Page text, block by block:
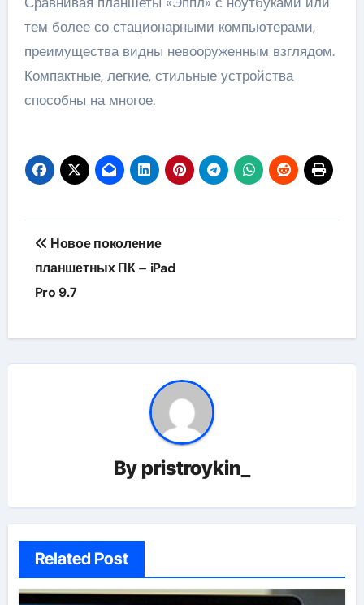
тем более со стационарными компьютерами,
преимущества видны невооруженным взглядом.
Компактные, легкие, стильные устройства
способны на многое.
Навигация
по
записям
Новое поколение
планшетных ПК – iPad
Pro 9.7
By pristroykin_
Related Post